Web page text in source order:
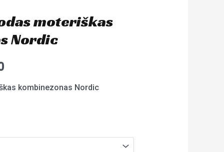
moteriškas
Nordic
kombinezonas Nordic